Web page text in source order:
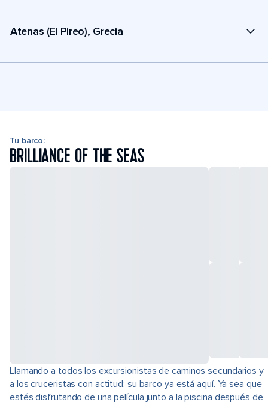
Atenas (El Pireo), Grecia
Tu barco:
BRILLIANCE OF THE SEAS
Llamando a todos los excursionistas de caminos secundarios y
a los cruceristas con actitud: su barco ya está aquí. Ya sea que
estés disfrutando de una película junto a la piscina después de